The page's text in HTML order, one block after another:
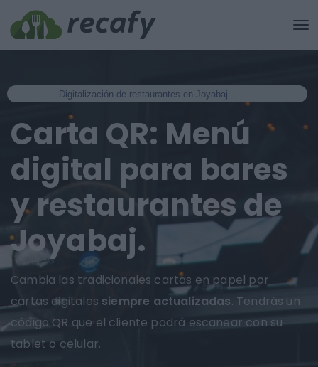
Digitalización de restaurantes en Joyabaj.
Carta QR: Menú
digital para bares
y restaurantes de
Joyabaj.
Cambia las tradicionales cartas en papel por
cartas digitales siempre actualizadas. Tendrás un
código QR que el cliente podrá escanear con su
tablet o celular.